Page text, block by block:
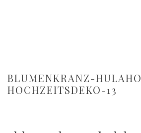
BLUMENKRANZ-
HOCHZEITSDEKO-13